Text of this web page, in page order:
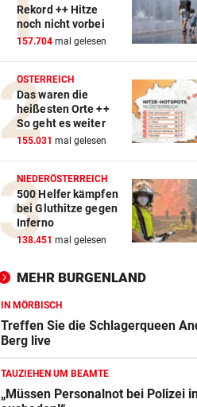
Rekord ++ Hitze
noch nicht vorbei
157.704 mal gelesen
ÖSTERREICH
Das waren die
heißesten Orte ++
So geht es weiter
155.031 mal gelesen
NIEDERÖSTERREICH
500 Helfer kämpfen
bei Gluthitze gegen
Inferno
138.451 mal gelesen
MEHR BURGENLAND
IN MÖRBISCH
Treffen Sie die Schlagerqueen
Berg live
TAUZIEHEN UM BEAMTE
„Müssen Personalnot bei Polizei